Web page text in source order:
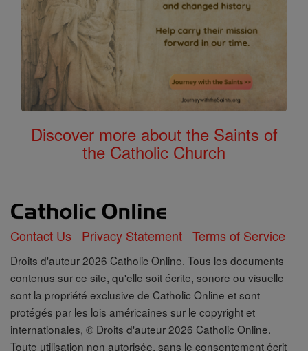
Discover more about the Saints of
the Catholic Church
Contact Us Privacy Statement Terms of Service
Droits d'auteur 2026 Catholic Online. Tous les documents
contenus sur ce site, qu'elle soit écrite, sonore ou visuelle
sont la propriété exclusive de Catholic Online et sont
protégés par les lois américaines sur le copyright et
internationales, © Droits d'auteur 2026 Catholic Online.
Toute utilisation non autorisée, sans le consentement écrit